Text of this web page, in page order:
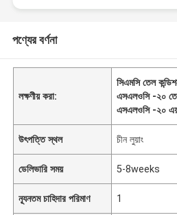
পণ্যের বর্ণনা
লক্ষণীয় করা:
সিএমসি তেল
এসএলওসি -২০ তেল
এসএলওসি -২০
উৎপত্তি স্থল চীন লুয়াং
ডেলিভারি সময় 5-8weeks
ন্যূনতম চাহিদার পরিমাণ 1